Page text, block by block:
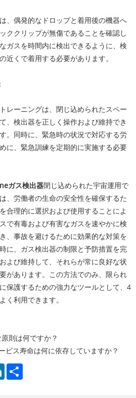
、偶発的なドロップと着用後の機器へ
ククリップが無傷であることを確認し
ガスを時間内に検出できるように、検
近くで着用する必要があります。
レーニングは、閉じ込められたスペー
、検出器を正しく操作および維持でき
。同時に、緊急時の状況で対応する労
に、緊急訓練を定期的に実施する必要
ガス検出器閉じ込められた宇宙運用で
、労働者の生命の安全性を確保するた
合理的に選択および使用することによ
で有毒および有害なガスを速やかに検
、事故を避けるために効果的な対策を
に、ガス検出器の制限と予防措置を完
よび維持して、それらが常に良好な状
があります。この方法でのみ、限られ
保護するための強力なツールとして、4
く利用できます。
則は何ですか？
ビス寿命は何に依存していますか？
LinkedIn